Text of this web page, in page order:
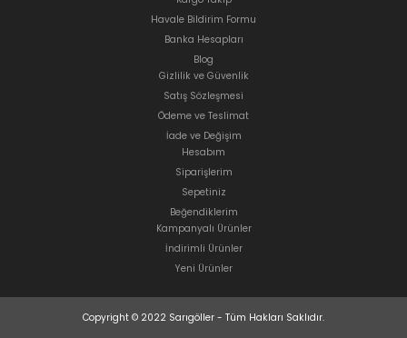
Havale Bildirim Formu
Banka Hesapları
Blog
Gizlilik ve Güvenlik
Satış Sözleşmesi
Ödeme ve Teslimat
İade ve Değişim
Hesabım
Siparişlerim
Sepetiniz
Beğendiklerim
Kampanyalı Ürünler
İndirimli Ürünler
Yeni Ürünler
Copyright © 2022 Sarıgöller - Tüm Hakları Saklıdır.